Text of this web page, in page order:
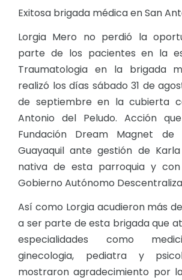
PRESUPUESTO: EJECUCIÓN Y REPORTES
Cédulas presupuestarias y
Procesos de contratación
Ejecución Presupuestaria
Obras y proyectos
Exitosa brigada médica en San
Lorgia Mero no perdió la
parte de los pacientes en la
Traumatologia en la brigada
realizó los días sábado 31 de
de septiembre en la cubierta
Antonio del Peludo. Acción
Fundación Dream Magnet
Guayaquil ante gestión de
nativa de esta parroquia y
Gobierno Autónomo
Así como Lorgia acudieron más
a ser parte de esta brigada que
especialidades como
ginecologia, pediatra y
mostraron agradecimiento por